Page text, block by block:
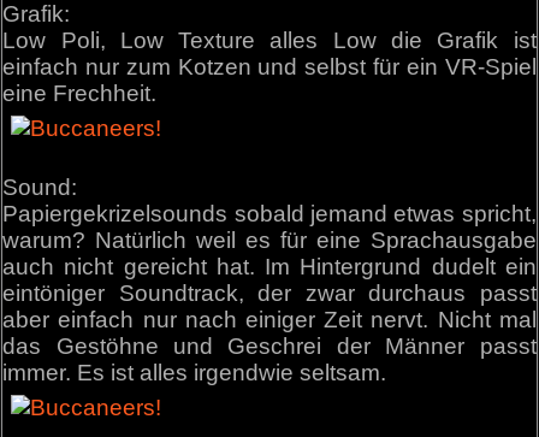
Grafik:
Low Poli, Low Texture alles Low die Grafik ist
einfach nur zum Kotzen und selbst für ein VR-Spiel
eine Frechheit.
Sound:
Papiergekrizelsounds sobald jemand etwas spricht,
warum? Natürlich weil es für eine Sprachausgabe
auch nicht gereicht hat. Im Hintergrund dudelt ein
eintöniger Soundtrack, der zwar durchaus passt
aber einfach nur nach einiger Zeit nervt. Nicht mal
das Gestöhne und Geschrei der Männer passt
immer. Es ist alles irgendwie seltsam.